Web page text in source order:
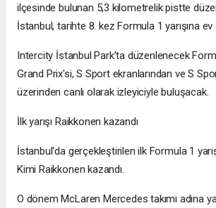
ilçesinde bulunan 5,3 kilometrelik pistte
İstanbul, tarihte 8. kez Formula 1 yarışına
Intercity İstanbul Park’ta düzenlenecek
Grand Prix'si, S Sport ekranlarından ve S
üzerinden canlı olarak izleyiciyle buluşacak.
İlk yarışı Raikkonen kazandı
İstanbul'da gerçekleştirilen ilk Formula 1
Kimi Raikkonen kazandı.
O dönem McLaren Mercedes takımı adına